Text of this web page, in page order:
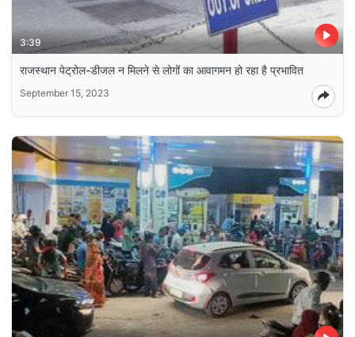
3:39
राजस्थान पेट्रोल-डीजल न मिलने से लोगों का आवागमन हो रहा है प्रभावित
September 15, 2023